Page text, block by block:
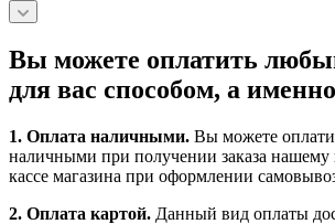
Вы можете оплатить
для вас способом, а
1. Оплата наличными. Вы можете
наличными при получении заказа нашему
кассе магазина при оформлении
2. Оплата картой. Данный вид оплаты